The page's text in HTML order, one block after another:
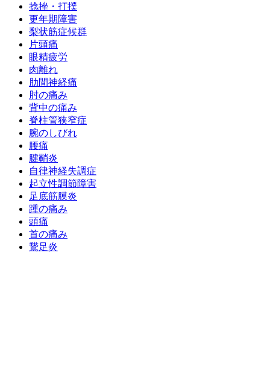
捻挫・打撲
更年期障害
梨状筋症候群
片頭痛
眼精疲労
肉離れ
肋間神経痛
肘の痛み
背中の痛み
脊柱管狭窄症
腕のしびれ
腰痛
腱鞘炎
自律神経失調症
起立性調節障害
足底筋膜炎
踵の痛み
頭痛
首の痛み
鵞足炎